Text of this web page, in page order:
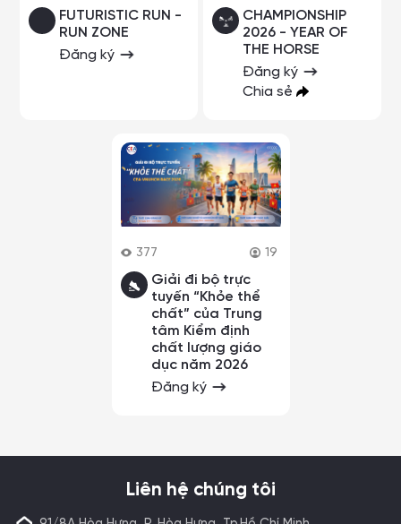
FUTURISTIC RUN -
RUN ZONE
Đăng ký
CHAMPIONSHIP
2026 - YEAR OF
THE HORSE
Đăng ký
Chia sẻ
377 19
Giải đi bộ trực
tuyến “Khỏe thể
chất” của Trung
tâm Kiểm định
chất lượng giáo
dục năm 2026
Đăng ký
Liên hệ chúng tôi